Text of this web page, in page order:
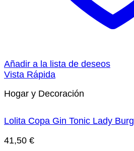
Añadir a la lista de deseos
Vista Rápida
Hogar y Decoración
Lolita Copa Gin Tonic Lady Burg
41,50 €